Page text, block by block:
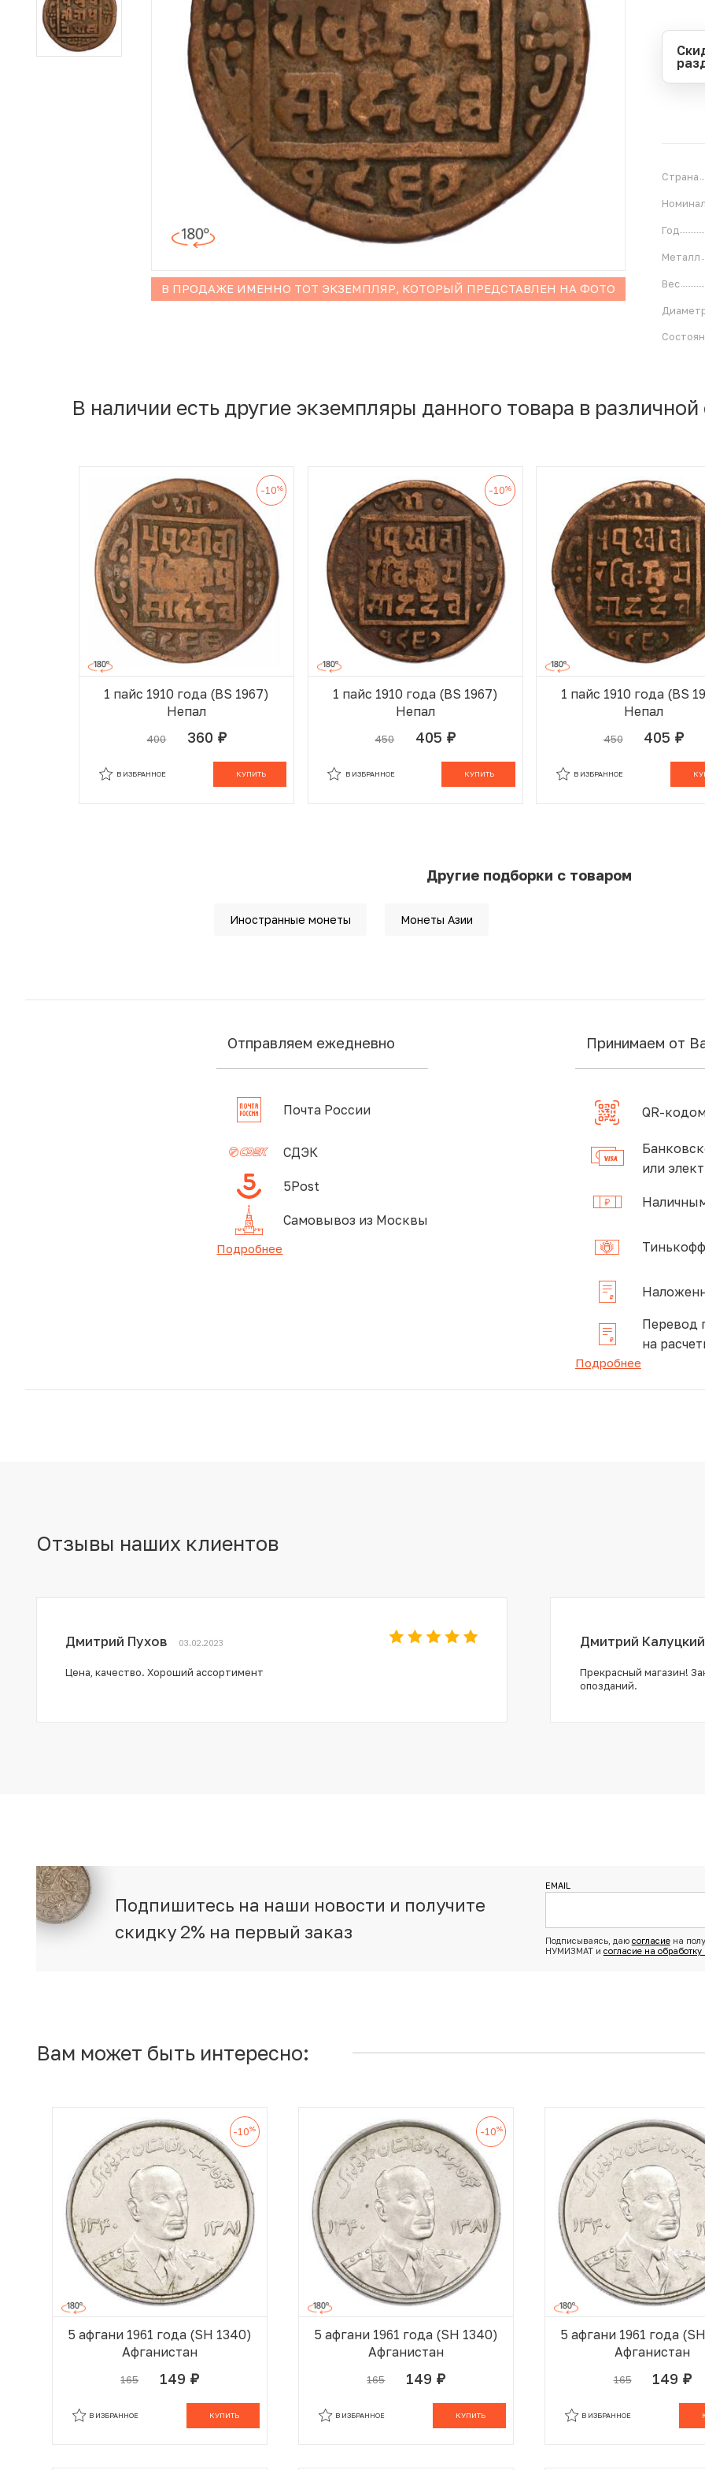
Иностранные монеты
Неофициальные выпуски монет (Unusual)
Античные и средневековые монеты
В ПРОДАЖЕ ИМЕННО ТОТ ЭКЗЕМПЛЯР, КОТОРЫЙ ПРЕДСТАВЛЕН НА ФОТО
Страна
Номинал
Год
Металл
Вес
В наличии есть другие экземпляры данного товара в различной
-10%
1 пайс 1910 года (BS 1967)
Непал
400 360 руб.
КУПИТЬ
В ИЗБРАННОЕ
-10%
1 пайс 1910 года (BS 1967)
Непал
450 405 руб.
КУПИТЬ
В ИЗБРАННОЕ
1 пайс 1910 года (BS
Непал
450 405 руб.
В ИЗБРАННОЕ
Другие подборки с товаром
Иностранные монеты Монеты Азии
Отправляем ежедневно
Почта России
СДЭК
5Post
Самовывоз из Москвы
Подробнее
Принимаем от
QR-
или
Перевод
на
Подробнее
Отзывы наших клиентов
Дмитрий Пухов 03.02.2023
Цена, качество. Хороший ассортимент
Дмитрий Калуцкий
Прекрасный магазин!
опозданий.
Подпишитесь на наши новости и получите
скидку 2% на первый заказ
EMAIL
Подписываясь, даю согласиена
НУМИЗМАТ и согласие на
Вам может быть интересно:
-10%
5 афгани 1961 года (SH 1340)
Афганистан
165 149 руб.
КУПИТЬ
В ИЗБРАННОЕ
-10%
5 афгани 1961 года (SH 1340)
Афганистан
165 149 руб.
КУПИТЬ
В ИЗБРАННОЕ
5 афгани 1961 года
Афганистан
165 149 руб.
В ИЗБРАННОЕ